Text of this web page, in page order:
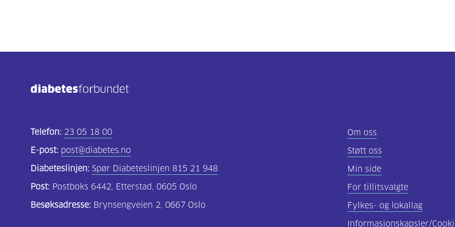
Telefon: 23 05 18 00
E-post: post@diabetes.no
Diabeteslinjen: Spør Diabeteslinjen 815 21 948
Post: Postboks 6442, Etterstad, 0605 Oslo
Besøksadresse: Brynsengveien 2, 0667 Oslo
Om oss
Støtt oss
Min side
For tillitsvalgte
Fylkes- og lokallag
Informasjonskapsler/